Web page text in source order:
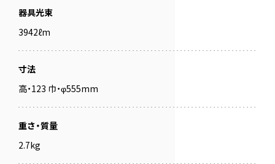
器具光束
3942ℓm
寸法
高・123 巾・φ555mm
重さ・質量
2.7kg